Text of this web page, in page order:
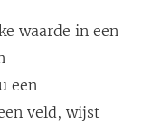
waarde in een
een
veld, wijst